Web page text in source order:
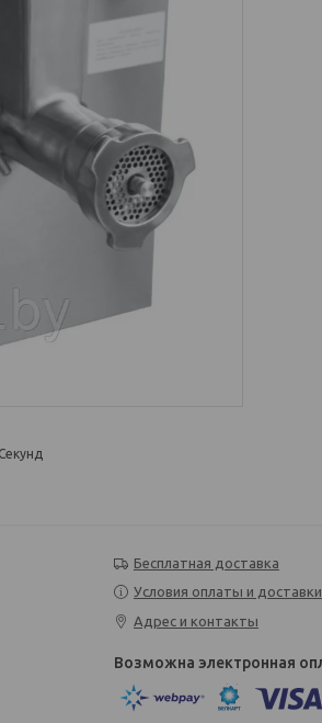
Секунд
Бесплатная доставка
Условия оплаты и доставки
Адрес и контакты